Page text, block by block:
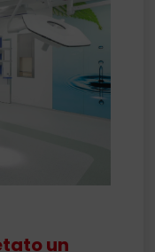
un